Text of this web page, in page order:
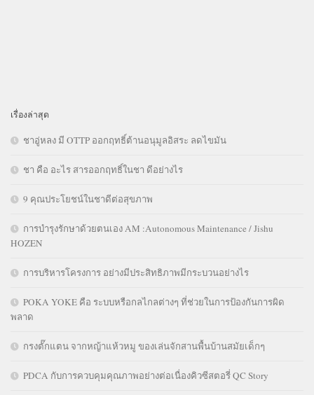
เรื่องล่าสุด
ชาอู่หลง มี OTTP ออกฤทธิ์ต้านอนุมูลอิสระ ลดไขมัน
ชา คือ อะไร สารออกฤทธิ์ในชา ดีอย่างไร
9 คุณประโยชน์ในชาดีต่อสุขภาพ
การบำรุงรักษาด้วยตนเอง AM :Autonomous Maintenance / Jishu
HOZEN
การบริหารโครงการ อย่างมีประสิทธิภาพมีกระบวนอย่างไร
POKA YOKE คือ ระบบหรือกลไกลต่างๆ ที่ช่วยในการป้องกันการผิด
พลาด
กรงตั๊กแตน จากหญ้าแห้วหมู ของเล่นจักสานพื้นบ้านสมัยเด็กๆ
PDCA กับการควบคุมคุณภาพอย่างต่อเนื่องคิวซีสตอรี่ QC Story